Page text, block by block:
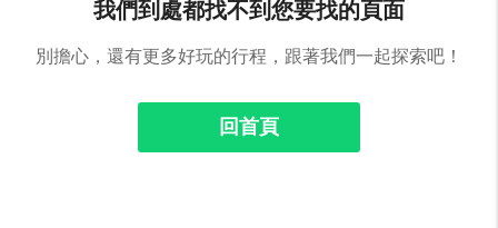
我們到處都找不到您要找的頁面
別擔心，還有更多好玩的行程，跟著我們一起探索吧！
回首頁